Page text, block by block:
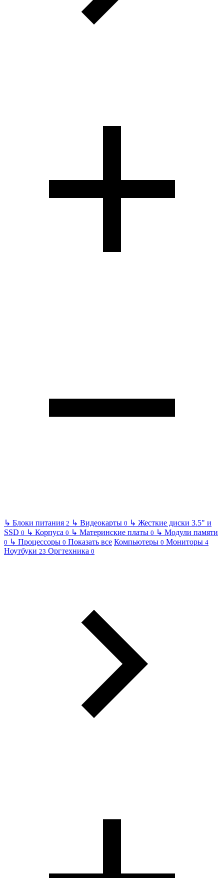
↳ Блоки питания 2 ↳ Видеокарты 0 ↳ Жесткие диски 3.5" и
SSD 0 ↳ Корпуса 0 ↳ Материнские платы 0 ↳ Модули памяти
0 ↳ Процессоры 0 Показать все Компьютеры 0 Мониторы 4
Ноутбуки 23 Оргтехника 0